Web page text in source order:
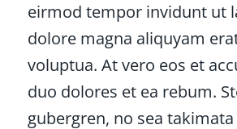
eirmod tempor invidunt ut
dolore magna aliquyam
voluptua. At vero eos et
duo dolores et ea rebum.
gubergren, no sea